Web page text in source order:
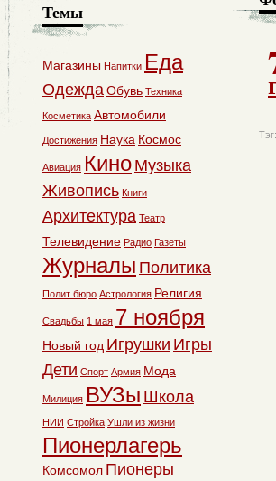
Тэг:
Темы
Магазины Напитки Еда
ОдеждаОбувь Техника
Косметика Автомобили
Достижения Наука Космос
Авиация Кино Музыка
Живопись Книги
Архитектура Театр
Телевидение Радио Газеты
Журналы Политика
Полит бюро Астрология Религия
Свадьбы 1 мая 7 ноября
Новый год Игрушки Игры
Дети Спорт Армия Мода
Милиция ВУЗы Школа
НИИ Стройка Ушли из жизни
Пионерлагерь
Комсомол Пионеры